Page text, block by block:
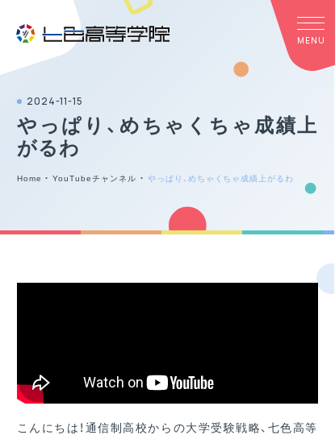
2024-11-15
やっぱり、めちゃくちゃ成績上
がるわ
Home ・YouTubeチャンネル ・ やっぱり、めちゃくちゃ成績上がるわ
こんにちは！通信制高校からの大学受験戦略、七色高等